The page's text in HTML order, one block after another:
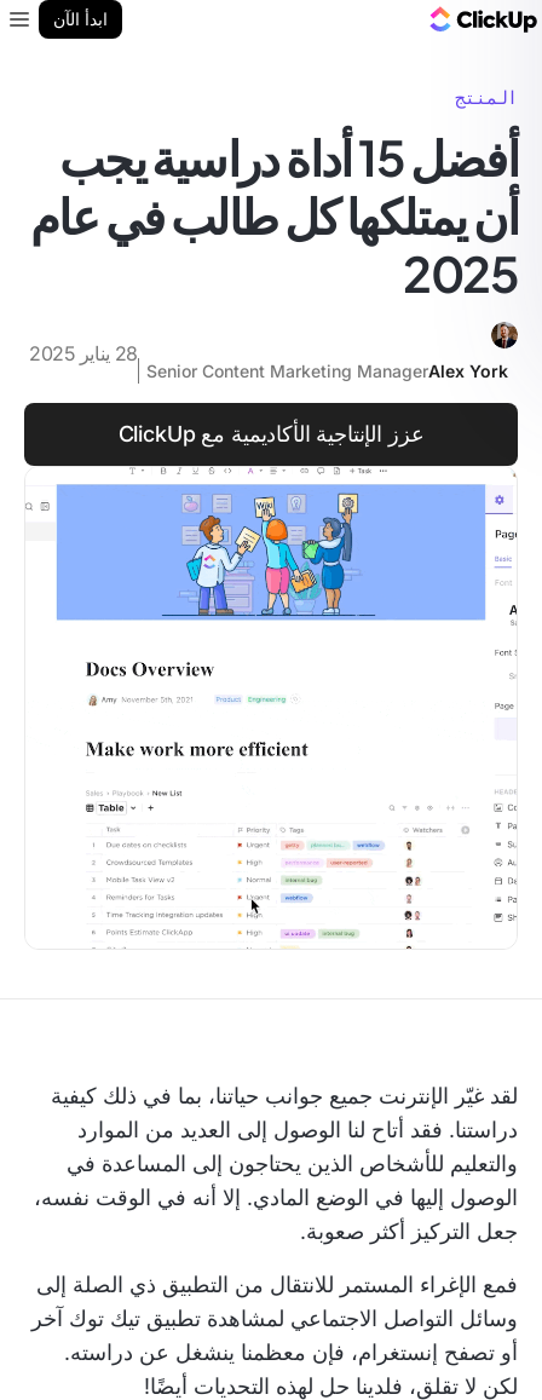
ابدأ الآن
المنتج
أفضل 15 أداة دراسية يجب
أن يمتلكها كل طالب في عام
2025
Alex York
Senior Content Marketing Manager
28 يناير 2025
عزز الإنتاجية الأكاديمية مع ClickUp
لقد غيّر الإنترنت جميع جوانب حياتنا، بما في ذلك كيفية
دراستنا. فقد أتاح لنا الوصول إلى العديد من الموارد
والتعليم للأشخاص الذين يحتاجون إلى المساعدة في
الوصول إليها في الوضع المادي. إلا أنه في الوقت نفسه،
جعل التركيز أكثر صعوبة.
فمع الإغراء المستمر للانتقال من التطبيق ذي الصلة إلى
وسائل التواصل الاجتماعي لمشاهدة تطبيق تيك توك آخر
أو تصفح إنستغرام، فإن معظمنا ينشغل عن دراسته.
لكن لا تقلق، فلدينا حل لهذه التحديات أيضًا!